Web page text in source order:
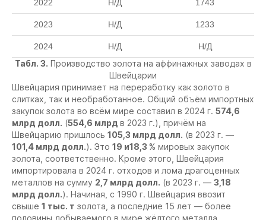
2022 Н/Д 1743
2023 Н/Д 1233
2024 Н/Д Н/Д
Табл. 3. Производство золота на аффинажных заводах в
Швейцарии
Швейцария принимает на переработку как золото в
слитках, так и необработанное. Общий объём импортных
закупок золота во всём мире составил в 2024 г. 574,6
млрд долл. (554,6 млрд в 2023 г.), причём на
Швейцарию пришлось 105,3 млрд долл. (в 2023 г. —
101,4 млрд долл.). Это 19 и18,3 % мировых закупок
золота, соответственно. Кроме этого, Швейцария
импортировала в 2024 г. отходов и лома драгоценных
металлов на сумму 2,7 млрд долл. (в 2023 г. — 3,18
млрд долл.). Начиная, с 1990 г. Швейцария ввозит
свыше 1 тыс. т золота, а последние 15 лет — более
половины добываемого в мире жёлтого металла.